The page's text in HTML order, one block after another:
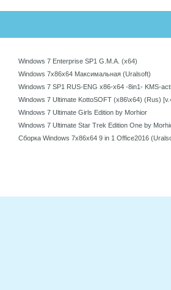
Windows 7 Enterprise SP1 G.M.A. (х64)
Windows 7x86x64 Максимальная (Uralsoft)
Windows 7 SP1 RUS-ENG x86-x64 -8in1- KMS-
Windows 7 Ultimate KottoSOFT (x86\x64) (Rus)
Windows 7 Ultimate Girls Edition by Morhior
Windows 7 Ultimate Star Trek Edition One by
Сборка Windows 7x86x64 9 in 1 Office2016